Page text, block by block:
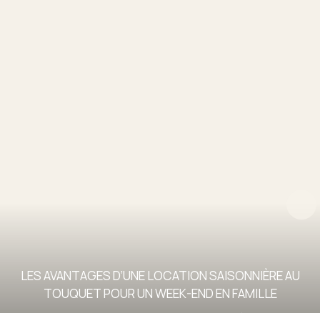
LES AVANTAGES D’UNE LOCATION SAISONNIÈRE AU
TOUQUET POUR UN WEEK-END EN FAMILLE